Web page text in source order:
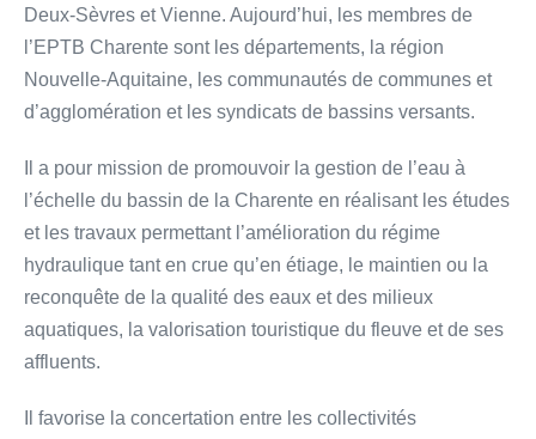
Deux-Sèvres et Vienne. Aujourd’hui, les membres de
l’EPTB Charente sont les départements, la région
Nouvelle-Aquitaine, les communautés de communes et
d’agglomération et les syndicats de bassins versants.
Il a pour mission de promouvoir la gestion de l’eau à
l’échelle du bassin de la Charente en réalisant les études
et les travaux permettant l’amélioration du régime
hydraulique tant en crue qu’en étiage, le maintien ou la
reconquête de la qualité des eaux et des milieux
aquatiques, la valorisation touristique du fleuve et de ses
affluents.
Il favorise la concertation entre les collectivités